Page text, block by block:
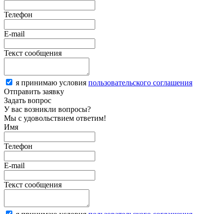
Телефон
E-mail
Текст сообщения
я принимаю условия пользовательского соглашения
Отправить заявку
Задать вопрос
У вас возникли вопросы?
Мы с удовольствием ответим!
Имя
Телефон
E-mail
Текст сообщения